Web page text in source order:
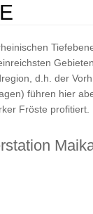
d.h. der
führen hier
Fröste profitiert.